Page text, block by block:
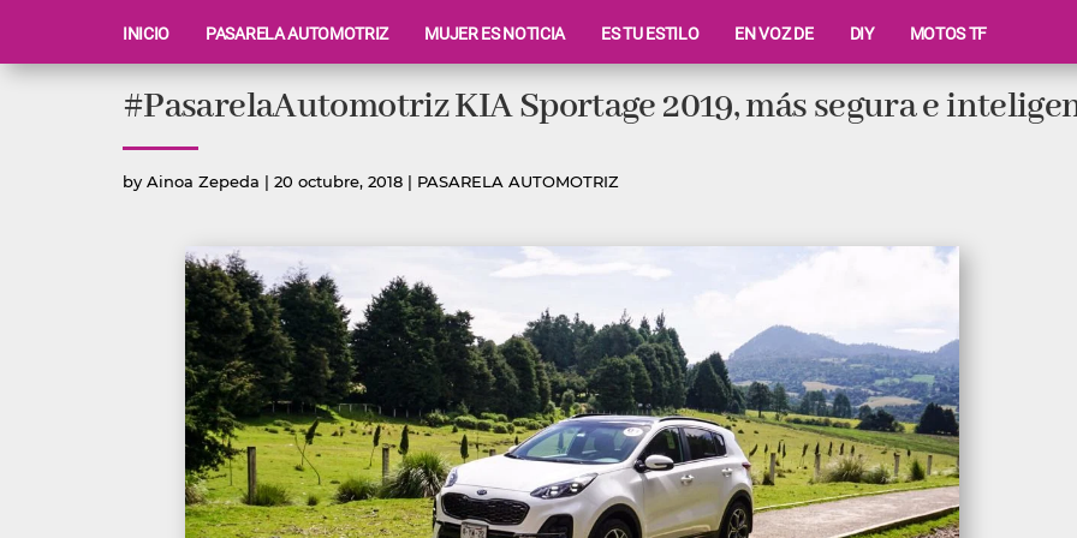
INICIO PASARELA AUTOMOTRIZ MUJER ES NOTICIA ES TU ESTILO EN VOZ DE DIY MOTOS TF
#PasarelaAutomotriz KIA Sportage 2019, más segura e
by Publicado
Ainoa Zepeda | 20 octubre, 2018 | Publicada
PASARELA AUTOMOTRIZ